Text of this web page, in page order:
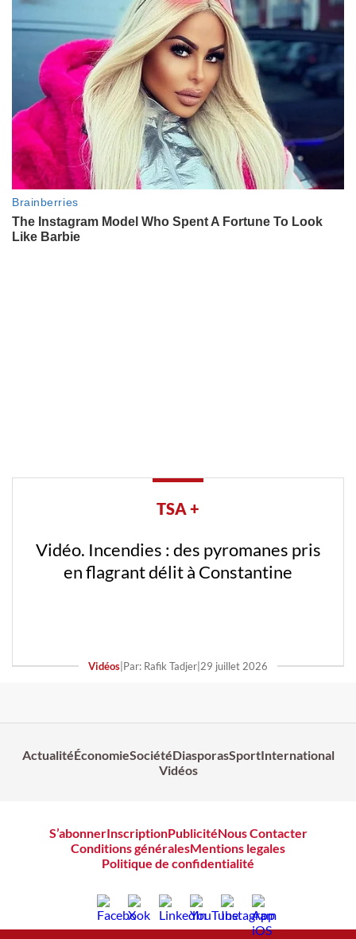
TSA +
Vidéo. Incendies : des pyromanes pris
en flagrant délit à Constantine
Vidéos Par: Rafik Tadjer 29 juillet 2026
ActualitéÉconomieSociétéDiasporasSportInternational
Vidéos
S’abonnerInscriptionPublicitéNous Contacter
Conditions généralesMentions legales
Politique de confidentialité